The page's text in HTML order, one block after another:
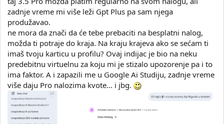
zadnje vreme mi više leži Gpt Plus pa sam njega
produžavao.
ne mora da znači da će tebe prebaciti na besplatni nalog,
možda ti potraje do kraja. Na kraju krajeva ako se sećam ti
imaš tvoju karticu u profilu? Ovaj indijac je bio na neku
predebitnu virtuelnu za koju mi je stizalo upozorenje pa i to
ima faktor. A i zapazili me u Google Ai Studiju, zadnje vreme
više daju Pro nalozima kvote... i jbg.